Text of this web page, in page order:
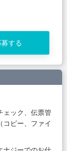
募する
ェック、伝票管
コピー、ファイ